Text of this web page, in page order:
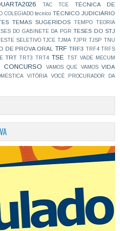
TAC TCE
TÉCNICA DE
COLEGIADO tecnico TÉCNICO JUDICIÁRIO
TEMAS SUGERIDOS TEMPO
TEORIA
DO GABINETE DA PGR TESES DO STJ
SELETIVO TJCE TJMA TJPR TJSP TNU
DE PROVA ORAL TRF TRF3 TRF4 TRFS
TRT TRT3 TRT4 TSE TST VADE MECUM
VAMOS QUE VAMOS VIDA
VITÓRIA
VOCÊ PROCURADOR DA